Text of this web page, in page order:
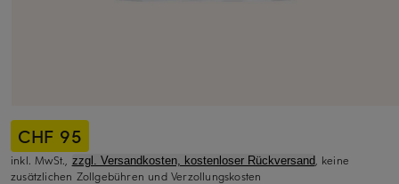
CHF 95
inkl. MwSt., zzgl. Versandkosten, kostenloser Rückversand, keine
zusätzlichen Zollgebühren und Verzollungskosten